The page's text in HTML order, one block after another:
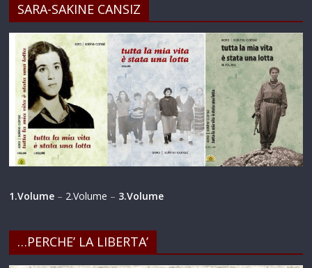
SARA-SAKINE CANSIZ
1.Volume – 2.Volume – 3.Volume
…PERCHE’ LA LIBERTA’